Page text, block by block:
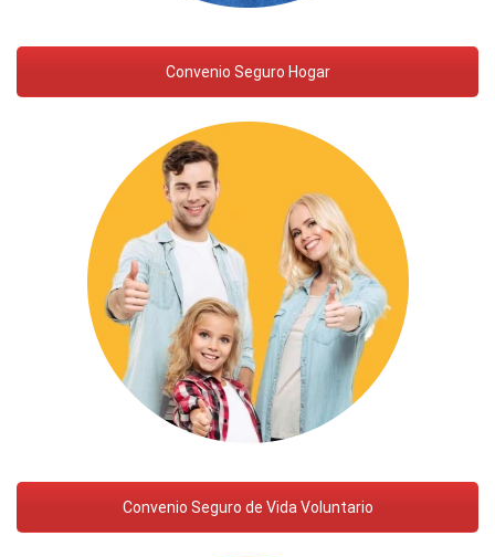
Convenio Seguro Hogar
Convenio Seguro de Vida Voluntario